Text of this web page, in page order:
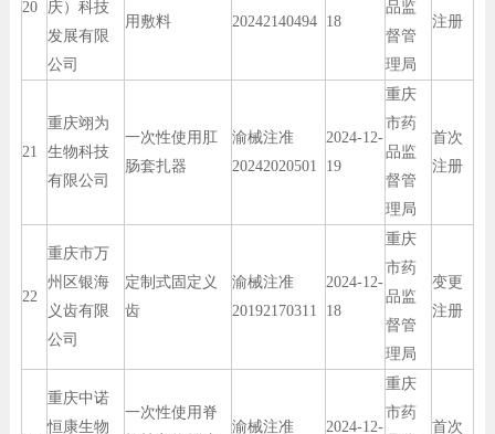
20
庆）科技
发展有限
公司
用敷料
20242140494
18
品监
督管
理局
注册
21
重庆翊为
生物科技
有限公司
一次性使用肛
肠套扎器
渝械注准
20242020501
2024-12-
19
重庆
市药
品监
督管
理局
首次
注册
22
重庆市万
州区银海
义齿有限
公司
定制式固定义
齿
渝械注准
20192170311
2024-12-
18
重庆
市药
品监
督管
理局
变更
注册
重庆中诺
恒康生物
一次性使用脊
渝械注准
2024-12-
重庆
市药
首次